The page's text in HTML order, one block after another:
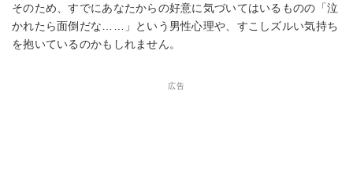
そのため、すでにあなたからの好意に気づいてはいるものの「泣
かれたら面倒だな……」という男性心理や、すこしズルい気持ち
を抱いているのかもしれません。
広告